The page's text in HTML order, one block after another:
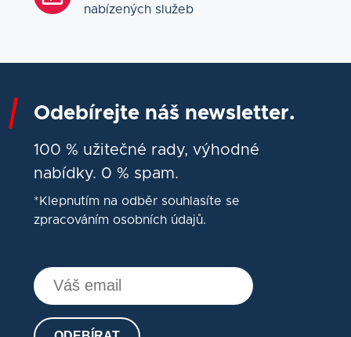
nabízených služeb
Odebírejte náš newsletter.
100 % užitečné rady, výhodné
nabídky. 0 % spam.
*Klepnutím na odběr souhlasíte se
zpracováním osobních údajů.